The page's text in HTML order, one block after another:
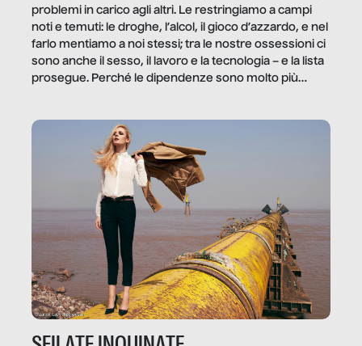
problemi in carico agli altri. Le restringiamo a campi
noti e temuti: le droghe, l’alcol, il gioco d’azzardo, e nel
farlo mentiamo a noi stessi; tra le nostre ossessioni ci
sono anche il sesso, il lavoro e la tecnologia – e la lista
prosegue. Perché le dipendenze sono molto più
trae un guadagno. In questo reportage vediamo
quale e come.